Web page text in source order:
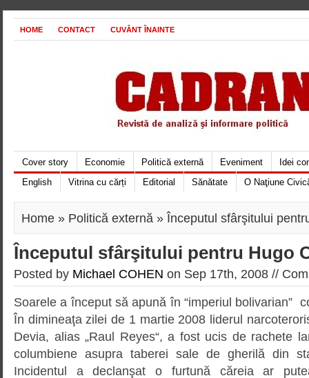
HOME CONTACT CUVÂNT ÎNAINTE
Cover story Economie Politică externă Eveniment
Idei
English
Vitrina cu cărți Editorial Sănătate O Naţiune
Home » Politică externă » Începutul sfârşitului
Începutul sfârşitului pentru Hugo
Posted by Michael COHEN on Sep 17th, 2008 //
Soarele a început să apună în “imperiul bolivarian”
În dimineaţa zilei de 1 martie 2008 liderul
Devia, alias „Raul Reyes“, a fost ucis de rachete
columbiene asupra taberei sale de gherilă din
Incidentul a declanşat o furtună căreia ar